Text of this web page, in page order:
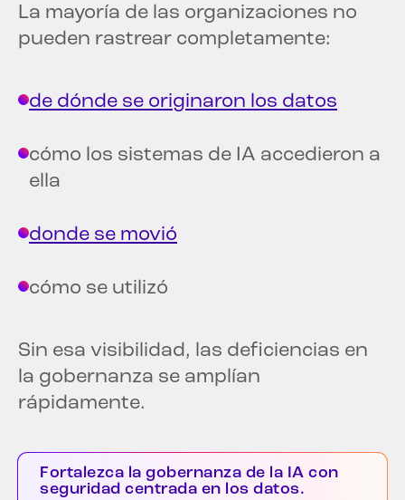
La mayoría de las organizaciones no
pueden rastrear completamente:
de dónde se originaron los datos
cómo los sistemas de IA accedieron a
ella
donde se movió
cómo se utilizó
Sin esa visibilidad, las deficiencias en
la gobernanza se amplían
rápidamente.
Fortalezca la gobernanza de la IA con
seguridad centrada en los datos.